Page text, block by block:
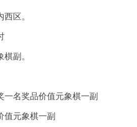
区。
副。
一名奖品价值元象棋一副
值元象棋一副